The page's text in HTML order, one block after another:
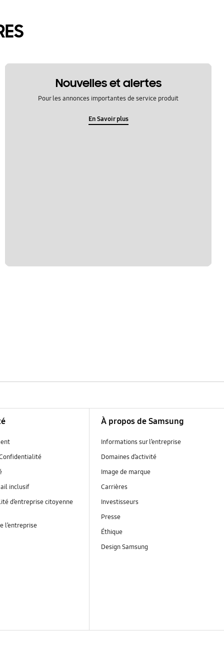
Nouvelles et alertes
Pour les annonces importantes de service produit
En Savoir plus
inclusif
d’entreprise citoyenne
l’entreprise
À propos de Samsung
Informations sur l’entreprise
Domaines d’activité
Image de marque
Carrières
Investisseurs
Presse
Éthique
Design Samsung